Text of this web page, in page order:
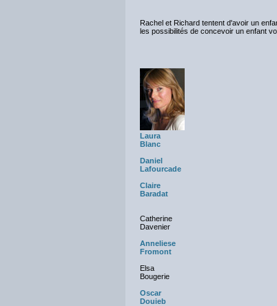
Rachel et Richard tentent d'avoir un
les possibilités de concevoir un enfant
Laura
Blanc
Daniel
Lafourcade
Claire
Baradat
Catherine
Davenier
Anneliese
Fromont
Elsa
Bougerie
Oscar
Douieb